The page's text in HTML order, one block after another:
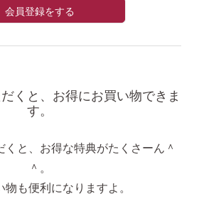
会員登録をする
くと、お得にお買い物できま
す。
くと、お得な特典がたくさーん＾
＾。
物も便利になりますよ。